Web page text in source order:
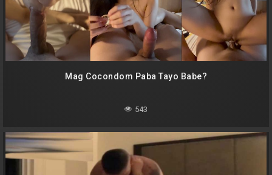
Mag Cocondom Paba Tayo Babe?
543